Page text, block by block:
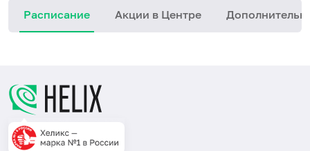
Расписание Акции в Центре